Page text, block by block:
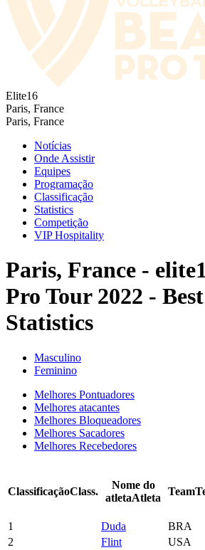
Elite16
Paris, France
Paris, France
Notícias
Onde Assistir
Equipes
Programação
Classificação
Statistics
Competição
VIP Hospitality
Paris, France -
Pro Tour 2022 -
Statistics
Masculino
Feminino
Melhores Pontuadores
Melhores atacantes
Melhores Bloqueadores
Melhores Sacadores
Melhores Recebedores
ClassificaçãoClass.
Nome do
atletaAtleta
Team
1 Duda BRA
2
Flint USA